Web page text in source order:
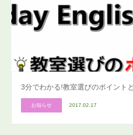
3分でわかる!教室選びのポイント
お知らせ 2017.02.17